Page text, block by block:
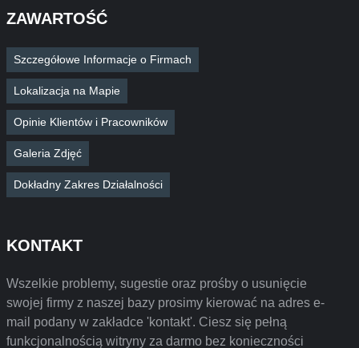
ZAWARTOŚĆ
Szczegółowe Informacje o Firmach
Lokalizacja na Mapie
Opinie Klientów i Pracowników
Galeria Zdjęć
Dokładny Zakres Działalności
KONTAKT
Wszelkie problemy, sugestie oraz prośby o usunięcie
swojej firmy z naszej bazy prosimy kierować na adres e-
mail podany w zakładce 'kontakt'. Ciesz się pełną
funkcjonalnością witryny za darmo bez konieczności